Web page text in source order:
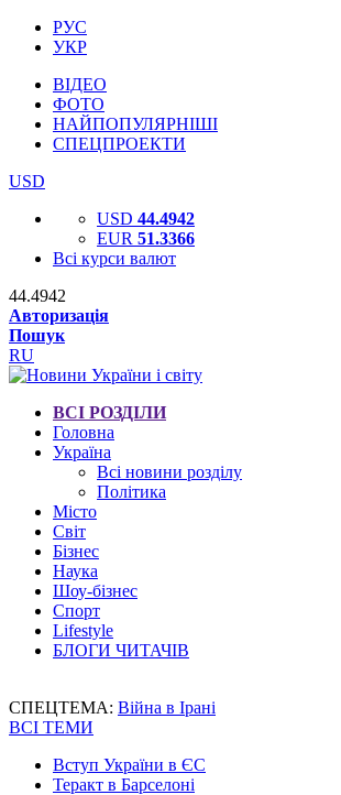
РУС
УКР
ВІДЕО
ФОТО
НАЙПОПУЛЯРНІШІ
СПЕЦПРОЕКТИ
USD
USD 44.4942
EUR 51.3366
Всі курси валют
44.4942
Авторизація
Пошук
RU
ВСІ РОЗДІЛИ
Головна
Україна
Всі новини розділу
Політика
Місто
Світ
Бізнес
Наука
Шоу-бізнес
Спорт
Lifestyle
БЛОГИ ЧИТАЧІВ
СПЕЦТЕМА: Війна в Ірані
ВСІ ТЕМИ
Вступ України в ЄС
Теракт в Барселоні